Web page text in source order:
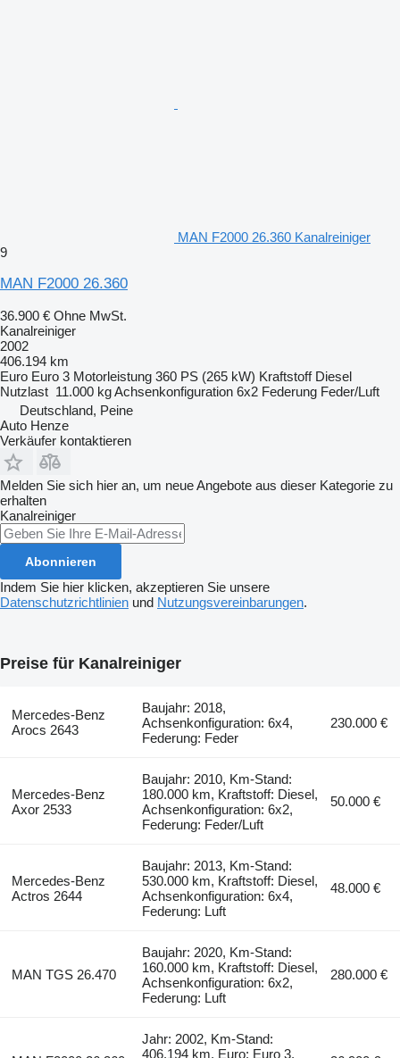
MAN F2000 26.360 Kanalreiniger
9
MAN F2000 26.360
36.900 € Ohne MwSt.
Kanalreiniger
2002
406.194 km
Euro Euro 3 Motorleistung 360 PS (265 kW) Kraftstoff Diesel
Nutzlast 11.000 kgAchsenkonfiguration 6x2 Federung Feder/Luft
Deutschland, Peine
Auto Henze
Verkäufer kontaktieren
Melden Sie sich hier an, um neue Angebote aus dieser Kategorie zu
erhalten
Kanalreiniger
Abonnieren
Indem Sie hier klicken, akzeptieren Sie unsere
Datenschutzrichtlinien und Nutzungsvereinbarungen.
Preise für Kanalreiniger
Mercedes-Benz
Arocs 2643
Baujahr: 2018,
Achsenkonfiguration: 6x4,
Federung: Feder
230.000 €
Mercedes-Benz
Axor 2533
Baujahr: 2010, Km-Stand:
180.000 km, Kraftstoff: Diesel,
Achsenkonfiguration: 6x2,
Federung: Feder/Luft
50.000 €
Mercedes-Benz
Actros 2644
Baujahr: 2013, Km-Stand:
530.000 km, Kraftstoff: Diesel,
Achsenkonfiguration: 6x4,
Federung: Luft
48.000 €
MAN TGS 26.470
Baujahr: 2020, Km-Stand:
160.000 km, Kraftstoff: Diesel,
Achsenkonfiguration: 6x2,
Federung: Luft
280.000 €
Jahr: 2002, Km-Stand:
406.194 km, Euro: Euro 3,